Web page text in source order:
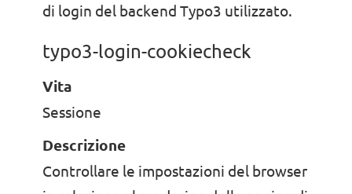
di login del backend Typo3 utilizzato.
typo3-login-cookiecheck
Vita
Sessione
Descrizione
Controllare le impostazioni del browser